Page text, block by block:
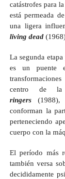
catástrofes para
está permeada
una ligera
living dead
La segunda
es un puente
centro de la
ringers (1988),
conforman la
perteneciendo
cuerpo con la
El período más
también versa
decididamente